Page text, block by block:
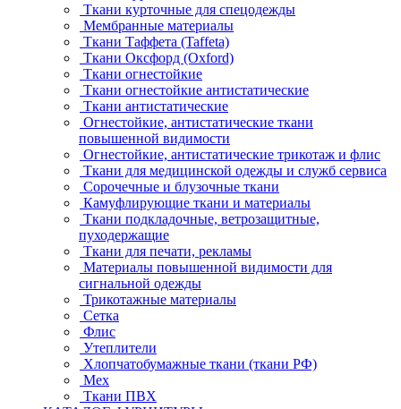
Ткани курточные для спецодежды
Мембранные материалы
Ткани Таффета (Taffeta)
Ткани Оксфорд (Oxford)
Ткани огнестойкие
Ткани огнестойкие антистатические
Ткани антистатические
Огнестойкие, антистатические ткани
повышенной видимости
Огнестойкие, антистатические трикотаж и флис
Ткани для медицинской одежды и служб сервиса
Сорочечные и блузочные ткани
Камуфлирующие ткани и материалы
Ткани подкладочные, ветрозащитные,
пуходержащие
Ткани для печати, рекламы
Материалы повышенной видимости для
сигнальной одежды
Трикотажные материалы
Сетка
Флис
Утеплители
Хлопчатобумажные ткани (ткани РФ)
Мех
Ткани ПВХ